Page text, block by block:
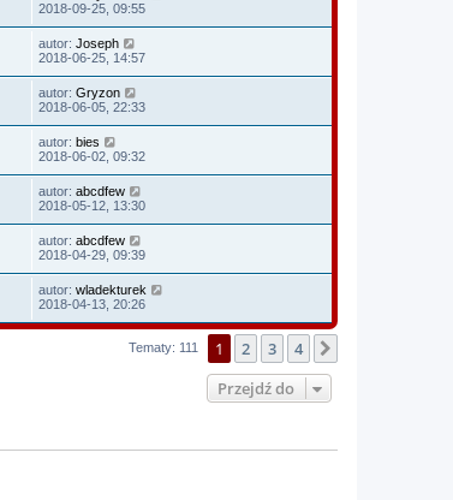
2018-09-25, 09:55
autor: Joseph
2018-06-25, 14:57
autor: Gryzon
2018-06-05, 22:33
autor: bies
2018-06-02, 09:32
autor: abcdfew
2018-05-12, 13:30
autor: abcdfew
2018-04-29, 09:39
autor: wladekturek
2018-04-13, 20:26
Tematy: 111 1 2 3 4
Przejdź do